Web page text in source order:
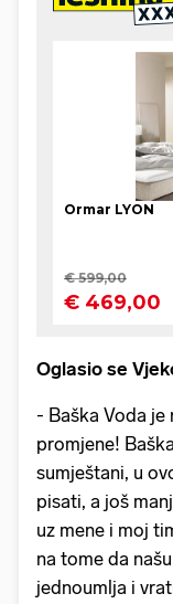
Oglasio se
- Baška Voda je
promjene!
sumještani, u
pisati, a još
uz mene i moj
na tome da
jednoumlja i